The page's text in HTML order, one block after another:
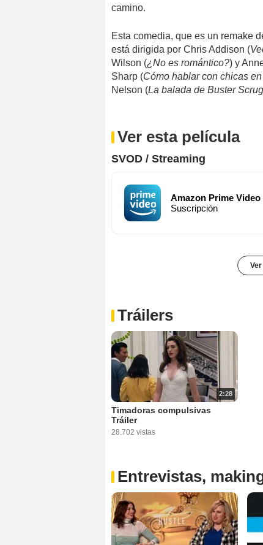
camino.
Esta comedia, que es un remake
está dirigida por Chris Addison (
Wilson (¿No es romántico?) y
Sharp (Cómo hablar con chicas
Nelson (La balada de Buster
Ver esta película
SVOD / Streaming
Amazon Prime Video
Suscripción
Tráilers
2:28
Timadoras compulsivas
Tráiler
28.702 vistas
Entrevistas,